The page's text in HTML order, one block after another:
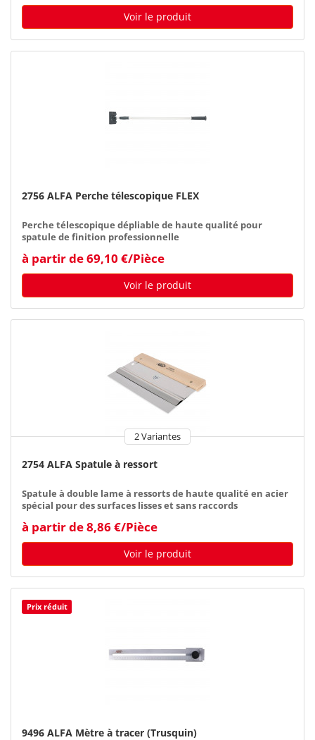
Voir le produit
2756 ALFA Perche télescopique FLEX
Perche télescopique dépliable de haute qualité pour
spatule de finition professionnelle
à partir de 69,10 €/Pièce
Voir le produit
2 Variantes
2754 ALFA Spatule à ressort
Spatule à double lame à ressorts de haute qualité en acier
spécial pour des surfaces lisses et sans raccords
à partir de 8,86 €/Pièce
Voir le produit
Prix réduit
9496 ALFA Mètre à tracer (Trusquin)